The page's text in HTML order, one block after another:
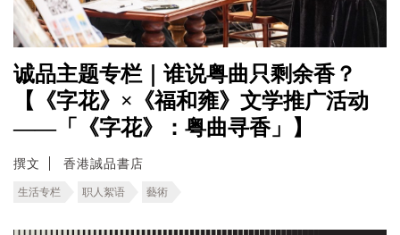
诚品主题专栏｜谁说粤曲只剩余香？
【《字花》×《福和雍》文学推广活动
——「《字花》：粤曲寻香」】
撰文 香港誠品書店
生活专栏 职人絮语 藝術